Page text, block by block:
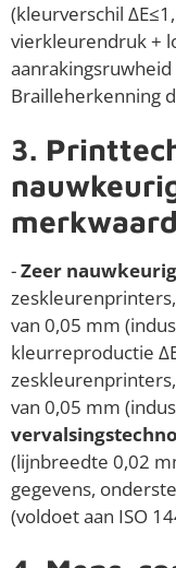
(kleurverschil
vierkleurendruk +
Brailleherkenning
3.
-Zeer
van 0,05 mm
kleurreproductie
van 0,05 mm
(lijnbreedte 0,02
gegevens,
(voldoet aan ISO